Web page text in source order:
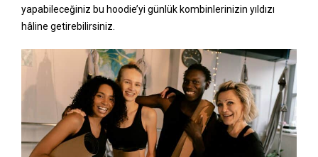
yapabileceğiniz bu hoodie’yi günlük kombinlerinizin yıldızı
hâline getirebilirsiniz.